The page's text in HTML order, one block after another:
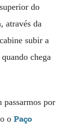
do
através da
subir a
chega
por
o Paço